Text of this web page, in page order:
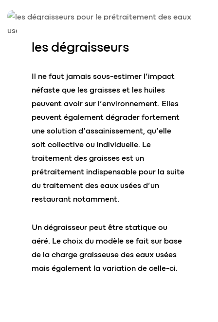
les dégraisseurs
Il ne faut jamais sous-estimer l’impact
néfaste que les graisses et les huiles
peuvent avoir sur l’environnement. Elles
peuvent également dégrader fortement
une solution d’assainissement, qu’elle
soit collective ou individuelle. Le
traitement des graisses est un
prétraitement indispensable pour la suite
du traitement des eaux usées d’un
restaurant notamment.
Un dégraisseur peut être statique ou
aéré. Le choix du modèle se fait sur base
de la charge graisseuse des eaux usées
mais également la variation de celle-ci.